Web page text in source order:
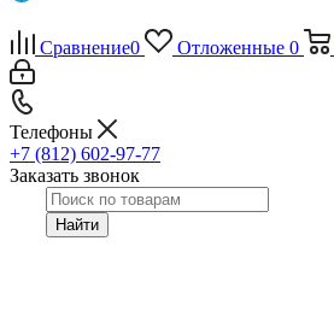
Сравнение0 Отложенные 0
Телефоны
+7 (812) 602-97-77
Заказать звонок
Найти